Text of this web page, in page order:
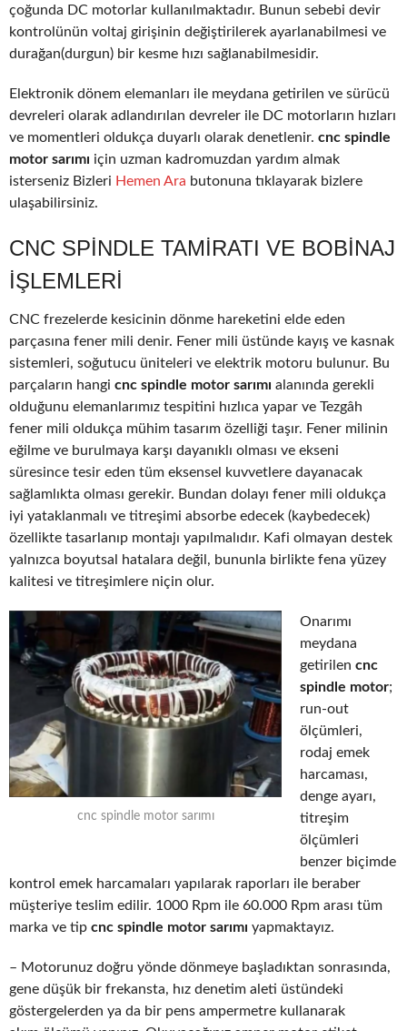
çoğunda DC motorlar kullanılmaktadır. Bunun sebebi devir
kontrolünün voltaj girişinin değiştirilerek ayarlanabilmesi ve
durağan(durgun) bir kesme hızı sağlanabilmesidir.
Elektronik dönem elemanları ile meydana getirilen ve sürücü
devreleri olarak adlandırılan devreler ile DC motorların hızları
ve momentleri oldukça duyarlı olarak denetlenir. cnc spindle
motor sarımı için uzman kadromuzdan yardım almak
isterseniz Bizleri Hemen Ara butonuna tıklayarak bizlere
ulaşabilirsiniz.
CNC SPINDLE TAMIRATI VE BOBINAJ
IŞLEMLERI
CNC frezelerde kesicinin dönme hareketini elde eden
parçasına fener mili denir. Fener mili üstünde kayış ve kasnak
sistemleri, soğutucu üniteleri ve elektrik motoru bulunur. Bu
parçaların hangi cnc spindle motor sarımı alanında gerekli
olduğunu elemanlarımız tespitini hızlıca yapar ve Tezgâh
fener mili oldukça mühim tasarım özelliği taşır. Fener milinin
eğilme ve burulmaya karşı dayanıklı olması ve ekseni
süresince tesir eden tüm eksensel kuvvetlere dayanacak
sağlamlıkta olması gerekir. Bundan dolayı fener mili oldukça
iyi yataklanmalı ve titreşimi absorbe edecek (kaybedecek)
özellikte tasarlanıp montajı yapılmalıdır. Kafi olmayan destek
yalnızca boyutsal hatalara değil, bununla birlikte fena yüzey
kalitesi ve titreşimlere niçin olur.
cnc spindle motor sarımı
Onarımı
meydana
getirilen cnc
spindle motor;
run-out
ölçümleri,
rodaj emek
harcaması,
denge ayarı,
titreşim
ölçümleri
benzer biçimde
kontrol emek harcamaları yapılarak raporları ile beraber
müşteriye teslim edilir. 1000 Rpm ile 60.000 Rpm arası tüm
marka ve tip cnc spindle motor sarımı yapmaktayız.
– Motorunuz doğru yönde dönmeye başladıktan sonrasında,
gene düşük bir frekansta, hız denetim aleti üstündeki
göstergelerden ya da bir pens ampermetre kullanarak